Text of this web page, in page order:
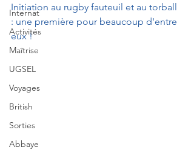
Internat
Activités
Maîtrise
UGSEL
Voyages
British
Sorties
Abbaye
Initiation au rugby fauteuil et au torball
: une première pour beaucoup d'entre
eux !